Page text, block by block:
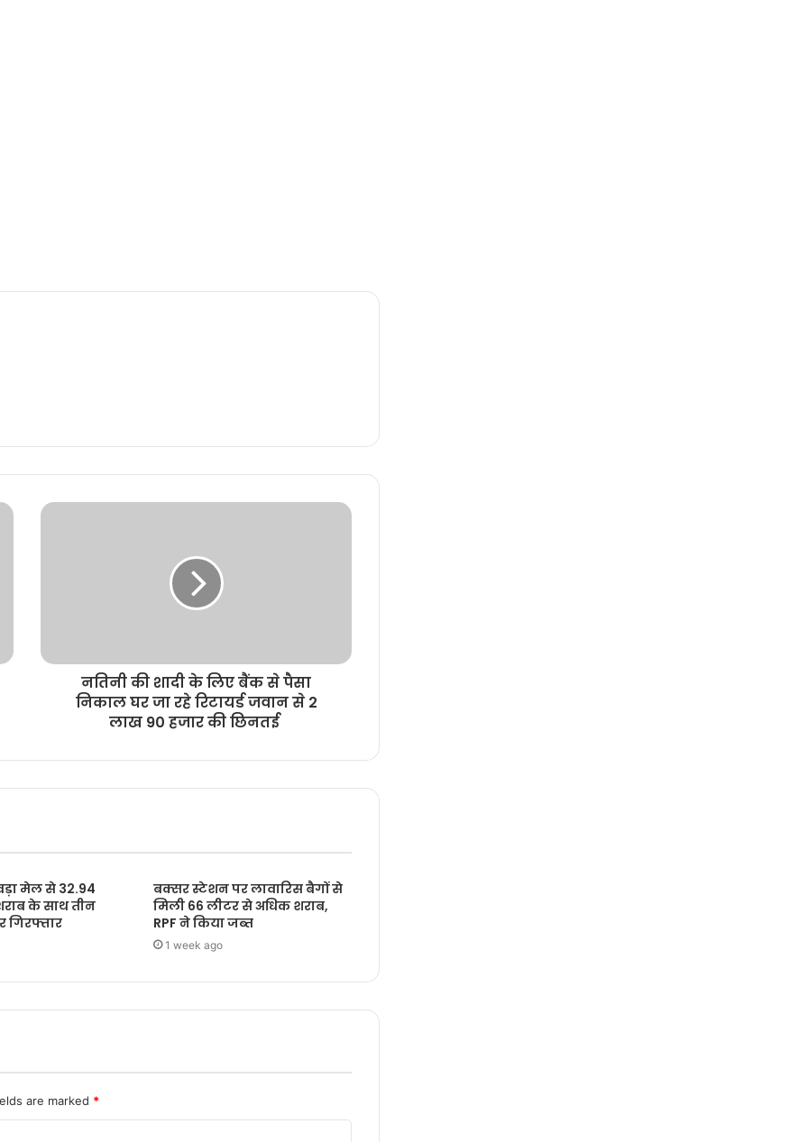
नतिनी की शादी के लिए बैंक से पैसा
निकाल घर जा रहे रिटायर्ड जवान से 2
लाख 90 हजार की छिनतई
मेल से 32.94
के साथ तीन
गिरफ्तार
बक्सर स्टेशन पर लावारिस बैगों से
मिली 66 लीटर से अधिक शराब,
RPF ने किया जब्त
1 week ago
are marked *